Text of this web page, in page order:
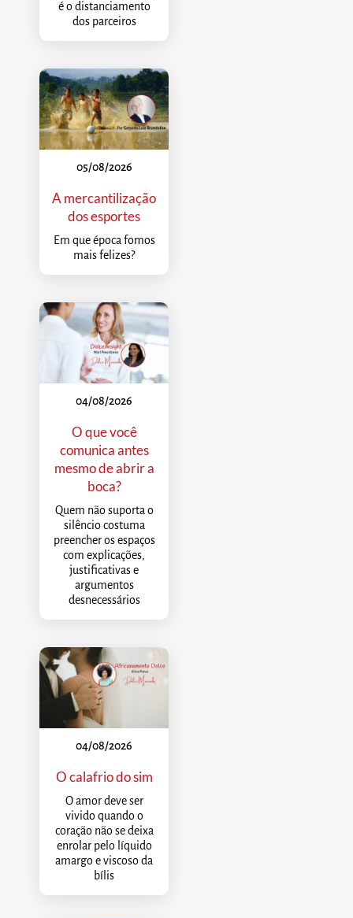
é o distanciamento
dos parceiros
05/08/2026
A mercantilização
dos esportes
Em que época fomos
mais felizes?
04/08/2026
O que você
comunica antes
mesmo de abrir a
boca?
Quem não suporta o
silêncio costuma
preencher os espaços
com explicações,
justificativas e
argumentos
desnecessários
04/08/2026
O calafrio do sim
O amor deve ser
vivido quando o
coração não se deixa
enrolar pelo líquido
amargo e viscoso da
bílis